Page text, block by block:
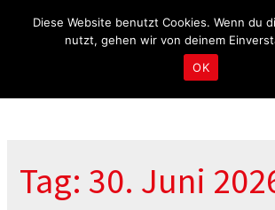
Tag: 30. Juni
Diese Website benutzt Cookies. Wenn du
nutzt, gehen wir von deinem
OK